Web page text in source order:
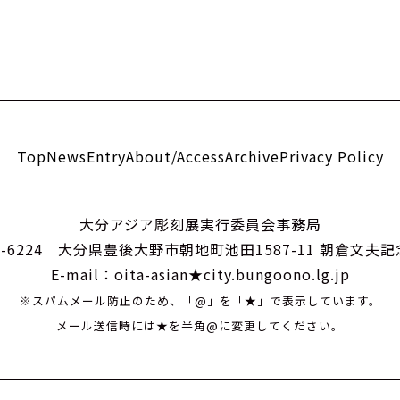
TopNewsEntryAbout/AccessArchivePrivacy Policy
大分アジア彫刻展実行委員会事務局
6224 大分県豊後大野市朝地町池田1587-11 朝倉文夫記
E-mail：oita-asian★city.bungoono.lg.jp
※スパムメール防止のため、「@」を「★」で表示しています。
メール送信時には★を半角@に変更してください。